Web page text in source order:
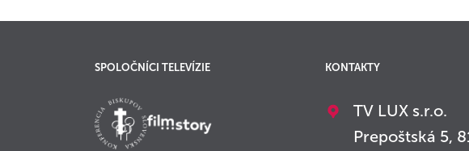
SPOLOČNÍCI TELEVÍZIE KONTAKTY
TV LUX s.r.o.
Prepoštská 5,